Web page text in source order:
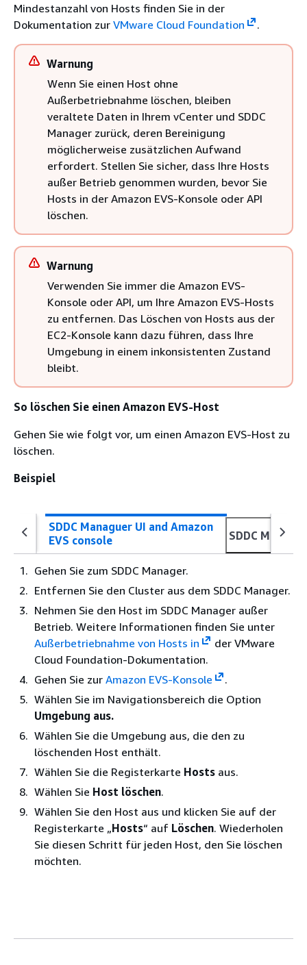
Mindestanzahl von Hosts finden Sie in der
Dokumentation zur VMware Cloud Foundation .
Warnung
Wenn Sie einen Host ohne
Außerbetriebnahme löschen, bleiben
veraltete Daten in Ihrem vCenter und SDDC
Manager zurück, deren Bereinigung
möglicherweise zusätzlichen Aufwand
erfordert. Stellen Sie sicher, dass Ihre Hosts
außer Betrieb genommen wurden, bevor Sie
Hosts in der Amazon EVS-Konsole oder API
löschen.
Warnung
Verwenden Sie immer die Amazon EVS-
Konsole oder API, um Ihre Amazon EVS-Hosts
zu entfernen. Das Löschen von Hosts aus der
EC2-Konsole kann dazu führen, dass Ihre
Umgebung in einem inkonsistenten Zustand
bleibt.
So löschen Sie einen Amazon EVS-Host
Gehen Sie wie folgt vor, um einen Amazon EVS-Host zu
löschen.
Beispiel
SDDC Managuer UI and Amazon
EVS console
SDDC
Gehen Sie zum SDDC Manager.
Entfernen Sie den Cluster aus dem SDDC Manager.
Nehmen Sie den Host im SDDC Manager außer
Betrieb. Weitere Informationen finden Sie unter
Außerbetriebnahme von Hosts in
der VMware
Cloud Foundation-Dokumentation.
Gehen Sie zur Amazon EVS-Konsole
.
Wählen Sie im Navigationsbereich die Option
Umgebung aus.
Wählen Sie die Umgebung aus, die den zu
löschenden Host enthält.
Wählen Sie die Registerkarte Hosts aus.
Wählen Sie Host löschen.
Wählen Sie den Host aus und klicken Sie auf der
Registerkarte „Hosts“ auf Löschen. Wiederholen
Sie diesen Schritt für jeden Host, den Sie löschen
möchten.